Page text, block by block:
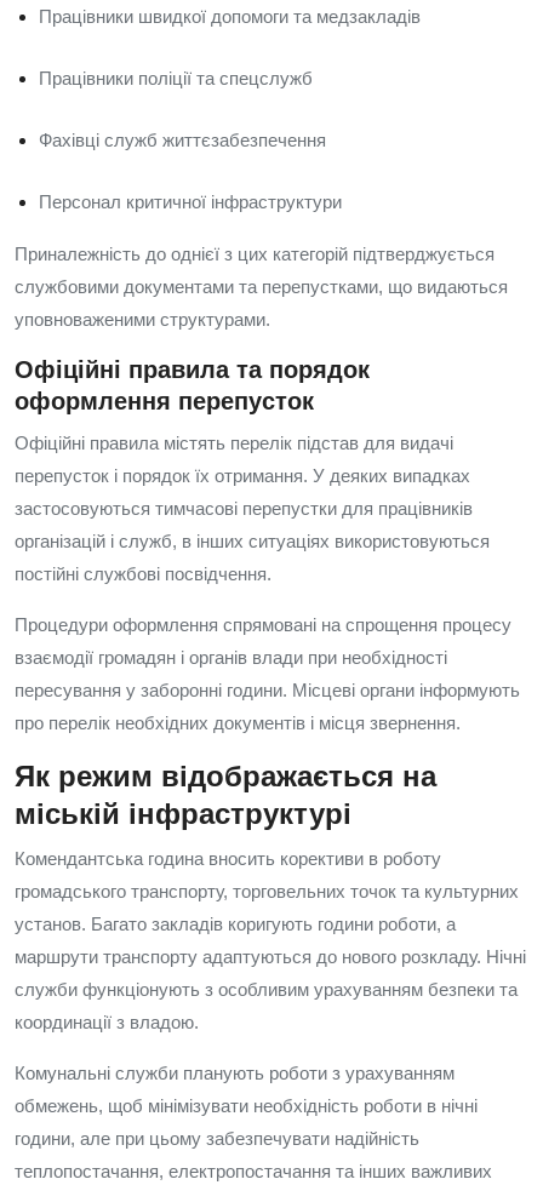
Працівники швидкої допомоги та медзакладів
Працівники поліції та спецслужб
Фахівці служб життєзабезпечення
Персонал критичної інфраструктури
Приналежність до однієї з цих категорій підтверджується
службовими документами та перепустками, що видаються
уповноваженими структурами.
Офіційні правила та порядок
оформлення перепусток
Офіційні правила містять перелік підстав для видачі
перепусток і порядок їх отримання. У деяких випадках
застосовуються тимчасові перепустки для працівників
організацій і служб, в інших ситуаціях використовуються
постійні службові посвідчення.
Процедури оформлення спрямовані на спрощення процесу
взаємодії громадян і органів влади при необхідності
пересування у заборонні години. Місцеві органи інформують
про перелік необхідних документів і місця звернення.
Як режим відображається на
міській інфраструктурі
Комендантська година вносить корективи в роботу
громадського транспорту, торговельних точок та культурних
установ. Багато закладів коригують години роботи, а
маршрути транспорту адаптуються до нового розкладу. Нічні
служби функціонують з особливим урахуванням безпеки та
координації з владою.
Комунальні служби планують роботи з урахуванням
обмежень, щоб мінімізувати необхідність роботи в нічні
години, але при цьому забезпечувати надійність
теплопостачання, електропостачання та інших важливих